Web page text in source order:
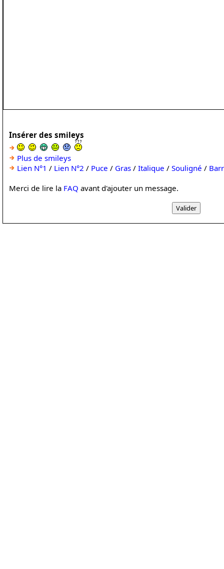
Insérer des smileys
Plus de smileys
Lien N°1 / Lien N°2 / Puce / Gras / Italique / Souligné /
Merci de lire la FAQ avant d'ajouter un message.